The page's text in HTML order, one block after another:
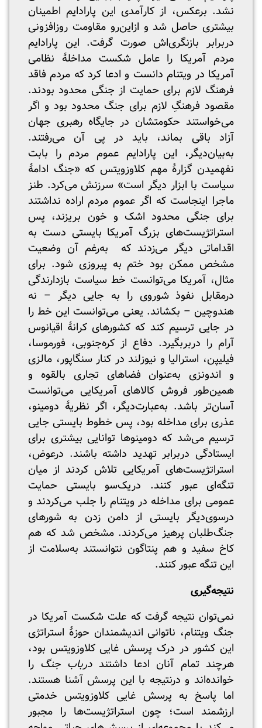
نشد. برعکس، از کارآمدی این پارادایم اطمینان
بیشتری حاصل شد و ازاین‌رو مقاومت روزافزونی
دربرابر بازنگری‌اش صورت گرفت. این پارادایم
مردم آمریکا را عامل شکست مداخلۀ نظامی
آمریکا در ویتنام دانست و ادعا کرد که مردم فاقد
فرهنگ لازم برای حمایت از جنگی محدود بودند.
مقصود فرهنگِ لازم‌ برای جنگ محدود بود و اگر
می‌خواستند حکومتشان در جایگاه رهبری جهان
آزاد باقی بماند، باید در پی آن می‌رفتند.
به‌بیان‌دیگر، این پارادایم عموم مردم را بابت
نفهمیدن گزارۀ مهم کلاوزویتس که «جنگ ادامۀ
سیاست با ابزار دیگر است» سرزنش می‌کرد. طنز
ماجرا اینجاست که اگر عموم مردم اراده نداشتند
برای جنگی محدود اشک و خون بریزند، پس
استراتژیست‌های بزرگ آمریکا بایستی دست به
اقداماتی دیگر می‌زدند که به‌رغم آن وضعیت
مشخص ممکن بود ختم به پیروزی شود. برای
مثال، آمریکا می‌توانست خط سیاست بازدارندگی
درمقابل نفوذ شوروی را به جایی دیگر – نه
هندوچین – بکشاند. یعنی می‌توانست این خط را
در جایی ترسیم کند که کشورهای کرانۀ اقیانوس
آرام را دربربگیرد. دفاع از کره‌جنوبی، فورموسا،
فیلیپن، استرالیا و نیوزلند در کنار سنگاپور، مالزی
و اندونزی به‌عنوان فضاهای تجاری بالقوه و
همین‌طور فروش کالاهای آمریکایی می‌توانست
آسان‌تر باشد. به‌عبارت‌دیگر، اگر نظریۀ دومینو،
عذری برای مداخله بود، پس خطوط بایستی جایی
ترسیم می‌شد که دومینوها توانایی بیشتری برای
ایستادگی دربرابر تهدید داشته باشند. درعوض،
استراتژیست‌های آمریکایی تلاش کردند از میان
تنگه‌ای عبور کنند. دریک‌سو بایستی حمایت
عمومی برای مداخله در ویتنام را جلب می‌کردند و
درسوی‌دیگر بایستی از دامن زدن به شورهای
جنگ‌طلبان پرهیز می‌کردند. مشخص شد که هم
کاخ سفید و هم پنتاگون نتوانستند به‌سلامت از
این تنگه عبور کنند.
نتیجه‌گیری
نمی‌توان نتیجه گرفت که علت شکست آمریکا در
جنگ ویتنام، ناتوانی اندیشمندان حوزۀ استراتژی
این کشور در درک پرسش غایی کلاوزویتس بود،
هرچند تمام آنان ادعا داشتنددرباب جنگ را
خوانده‌اند و درنتیجه با این پرسش آشنا هستند.
اما پاسخ به پرسش غایی کلاوزویتس خدمتی
ارزشمند است؛ چون استراتژیست‌ها را مجبور